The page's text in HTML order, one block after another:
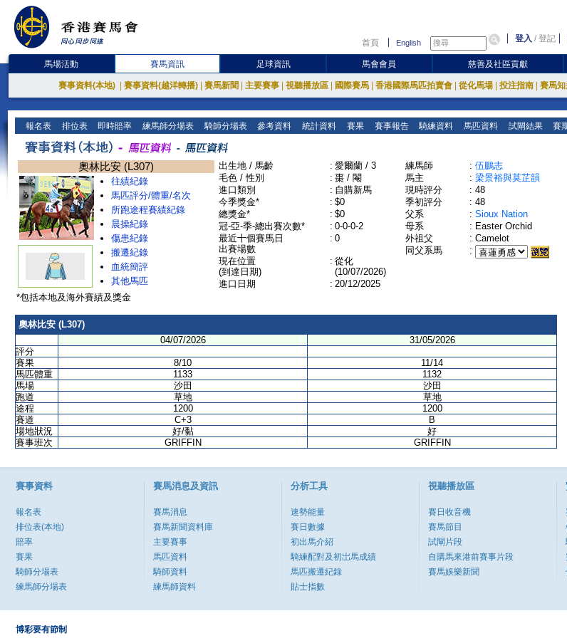
首頁 English 登入 /登記
馬場活動 賽馬資訊 足球資訊 馬會會員 慈善及社區貢獻
賽事資料(本地) 賽事資料(越洋轉播) 賽馬新聞 主要賽事 視聽播放區 國際賽馬 香港國際馬匹拍賣會 從化馬場 投注指南 賽馬
報名表 排位表 即時賠率 練馬師分場表 騎師分場表 參考資料 統計資料 賽果 賽事報告 騎練資料 馬匹資料 試閘結果 賽
奧林比安 (L307)
往績紀錄
馬匹評分/體重/名次
所跑途程賽績紀錄
晨操紀錄
傷患紀錄
搬遷紀錄
血統簡評
其他馬匹
出生地 / 馬齡 : 愛爾蘭 / 3
毛色 / 性別
: 棗 / 閹
進口類別
: 自購新馬
今季獎金*
: $0
總獎金*
: $0
冠-亞-季-總出賽次數*
: 0-0-0-2
最近十個賽馬日
出賽場數
: 0
現在位置
(到達日期)
: 從化
(10/07/2026)
進口日期
: 20/12/2025
練馬師 : 伍鵬志
馬主
: 梁景裕與莫芷韻
現時評分
: 48
季初評分
: 48
父系
: Sioux Nation
母系
: Easter Orchid
外祖父
: Camelot
同父系馬
:
*包括本地及海外賽績及獎金
奧林比安 (L307)
04/07/2026
31/05/2026
評分
賽果
8/10
11/14
馬匹體重
1133
1132
馬場
沙田
沙田
跑道
草地
草地
途程
1200
1200
賽道
C+3
B
場地狀況
好/黏
好
賽事班次
GRIFFIN GRIFFIN
賽事資料
報名表
排位表(本地)
賠率
賽果
騎師分場表
練馬師分場表
賽馬消息及資訊
賽馬消息
賽馬新聞資料庫
主要賽事
馬匹資料
騎師資料
練馬師資料
分析工具
速勢能量
賽日數據
初出馬介紹
騎練配對及初岀馬成績
馬匹搬遷紀錄
貼士指數
視聽播放區
賽日收音機
賽馬節目
試閘片段
自購馬來港前賽事片段
賽馬娛樂新聞
博彩要有節制